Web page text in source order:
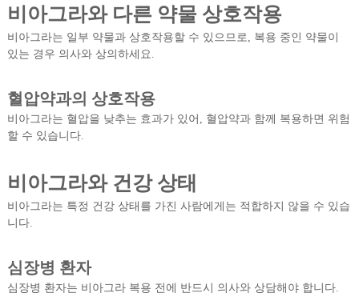
비아그라와 다른 약물 상호작용
비아그라는 일부 약물과 상호작용할 수 있으므로, 복용 중인 약물이
있는 경우 의사와 상의하세요.
혈압약과의 상호작용
비아그라는 혈압을 낮추는 효과가 있어, 혈압약과 함께 복용하면 위험
할 수 있습니다.
비아그라와 건강 상태
비아그라는 특정 건강 상태를 가진 사람에게는 적합하지 않을 수 있습
니다.
심장병 환자
심장병 환자는 비아그라 복용 전에 반드시 의사와 상담해야 합니다.